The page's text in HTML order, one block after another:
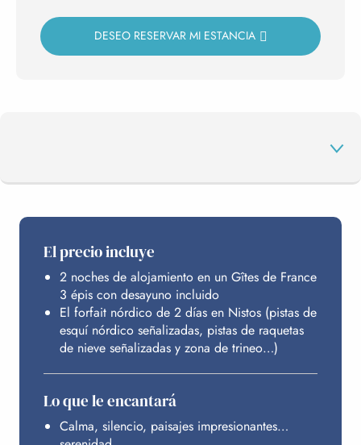
DESEO RESERVAR MI ESTANCIA
SU ZONA NÓRDICA
ALOJAMIENTO
PRESUPUESTO
El precio incluye
2 noches de alojamiento en un Gîtes de France
3 épis con desayuno incluido
El forfait nórdico de 2 días en Nistos (pistas de
esquí nórdico señalizadas, pistas de raquetas
de nieve señalizadas y zona de trineo…)
Lo que le encantará
Calma, silencio, paisajes impresionantes…